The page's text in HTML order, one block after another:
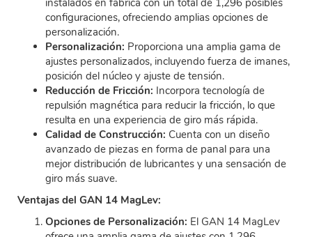
instalados en fábrica con un total de 1,296 posibles
configuraciones, ofreciendo amplias opciones de
personalización.
Personalización: Proporciona una amplia gama de
ajustes personalizados, incluyendo fuerza de imanes,
posición del núcleo y ajuste de tensión.
Reducción de Fricción: Incorpora tecnología de
repulsión magnética para reducir la fricción, lo que
resulta en una experiencia de giro más rápida.
Calidad de Construcción: Cuenta con un diseño
avanzado de piezas en forma de panal para una
mejor distribución de lubricantes y una sensación de
giro más suave.
Ventajas del GAN 14 MagLev:
Opciones de Personalización: El GAN 14 MagLev